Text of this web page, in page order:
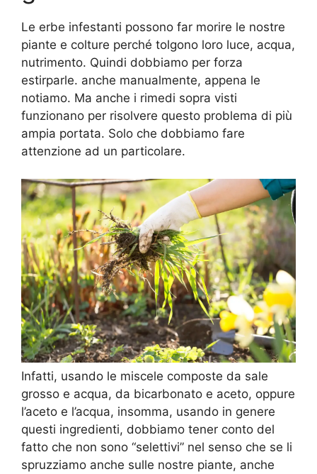
Le erbe infestanti possono far morire le nostre
piante e colture perché tolgono loro luce, acqua,
nutrimento. Quindi dobbiamo per forza
estirparle. anche manualmente, appena le
notiamo. Ma anche i rimedi sopra visti
funzionano per risolvere questo problema di più
ampia portata. Solo che dobbiamo fare
attenzione ad un particolare.
Infatti, usando le miscele composte da sale
grosso e acqua, da bicarbonato e aceto, oppure
l’aceto e l’acqua, insomma, usando in genere
questi ingredienti, dobbiamo tener conto del
fatto che non sono “selettivi” nel senso che se li
spruzziamo anche sulle nostre piante, anche